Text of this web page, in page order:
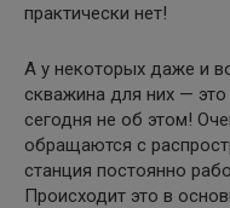
практически нет!
А у некоторых даже и
скважина для них —
сегодня не об этом!
обращаются с
станция постоянно
Происходит это в